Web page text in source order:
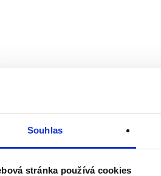
Souhlas
stránka používá cookies